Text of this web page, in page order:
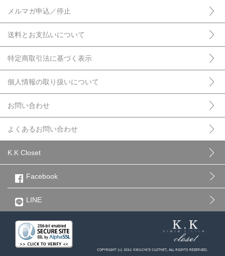
メルマガ申込／停止
送料とお支払いについて
特定商取引法に基づく表示
個人情報の取り扱いについて
お問い合わせ
よくあるお問い合わせ
K.K Closet
Facebook
LINE